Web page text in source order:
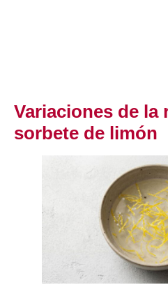
Variaciones de la
sorbete de limón